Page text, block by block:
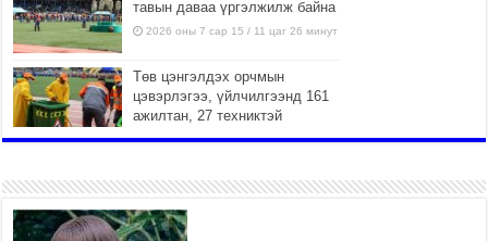
тавын даваа үргэлжилж байна
2026 оны 7 сар 15 / 11 цаг 26 минут
Төв цэнгэлдэх орчмын
цэвэрлэгээ, үйлчилгээнд 161
ажилтан, 27 техниктэй
ажиллаж байна
Наадмын амралтын өдрүүдэд
нийслэлийн эрүүл мэндийн
байгууллагууд дараах